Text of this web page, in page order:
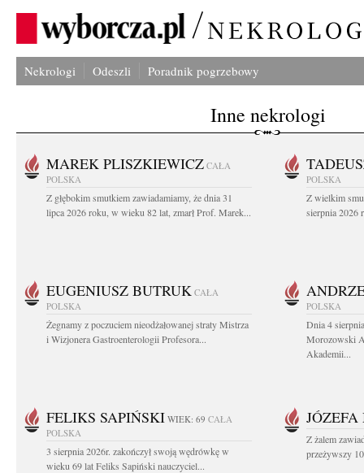
Nekrologi Odeszli Poradnik pogrzebowy
Inne nekrologi
MAREK PLISZKIEWICZ CAŁA
POLSKA
Z głębokim smutkiem zawiadamiamy, że dnia 31
lipca 2026 roku, w wieku 82 lat, zmarł Prof. Marek...
POLSKA
Z wielkim
sierpnia 2026
EUGENIUSZ BUTRUK CAŁA
POLSKA
Żegnamy z poczuciem nieodżałowanej straty Mistrza
i Wizjonera Gastroenterologii Profesora...
POLSKA
Dnia 4
Morozowski
Akademii...
FELIKS SAPIŃSKI WIEK: 69 CAŁA
POLSKA
3 sierpnia 2026r. zakończył swoją wędrówkę w
wieku 69 lat Feliks Sapiński nauczyciel...
Z żalem
przeżywszy